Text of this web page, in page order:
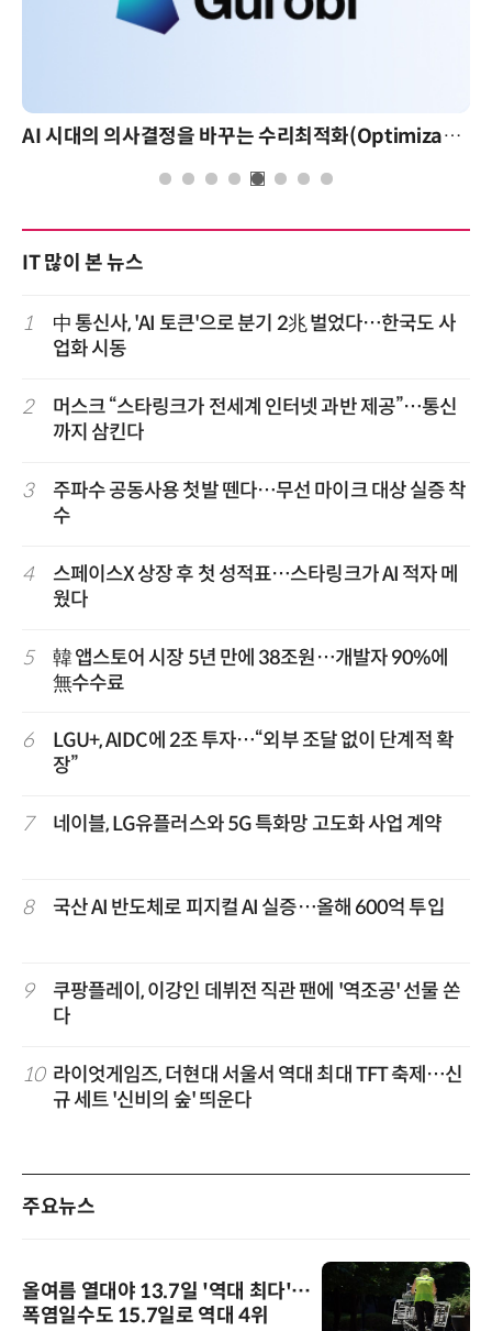
AI 시대의 의사결정을 바꾸는 수리최적화(Optimization): 실제 산업 적용 사례와 활용 전략
IT 많이 본 뉴스
1
中 통신사, 'AI 토큰'으로 분기 2兆 벌었다…한국도 사
업화 시동
2
머스크 “스타링크가 전세계 인터넷 과반 제공”…통신
까지 삼킨다
3
주파수 공동사용 첫발 뗀다…무선 마이크 대상 실증 착
수
4
스페이스X 상장 후 첫 성적표…스타링크가 AI 적자 메
웠다
5
韓 앱스토어 시장 5년 만에 38조원…개발자 90%에
無수수료
6
LGU+, AIDC에 2조 투자…“외부 조달 없이 단계적 확
장”
7 네이블, LG유플러스와 5G 특화망 고도화 사업 계약
8 국산 AI 반도체로 피지컬 AI 실증…올해 600억 투입
9
쿠팡플레이, 이강인 데뷔전 직관 팬에 '역조공' 선물 쏜
다
10 라이엇게임즈, 더현대 서울서 역대 최대 TFT 축제…신
규 세트 '신비의 숲' 띄운다
주요뉴스
올여름 열대야 13.7일 '역대 최다'…
폭염일수도 15.7일로 역대 4위